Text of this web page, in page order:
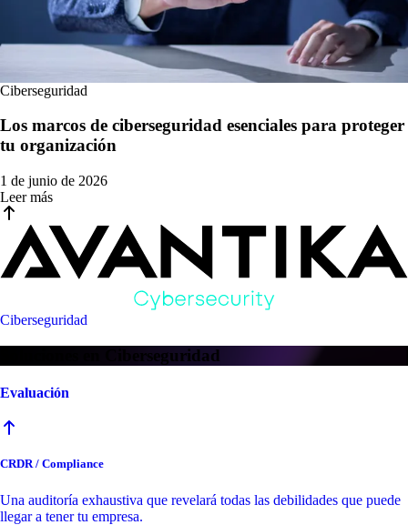
Ciberseguridad
Soluciones en Ciberseguridad
Evaluación
CRDR / Compliance
Una auditoría exhaustiva que revelará todas las debilidades que puede
llegar a tener tu empresa.
Ciberseguridad
Los marcos de ciberseguridad esenciales para proteger
tu organización
1 de junio de 2026
Leer más